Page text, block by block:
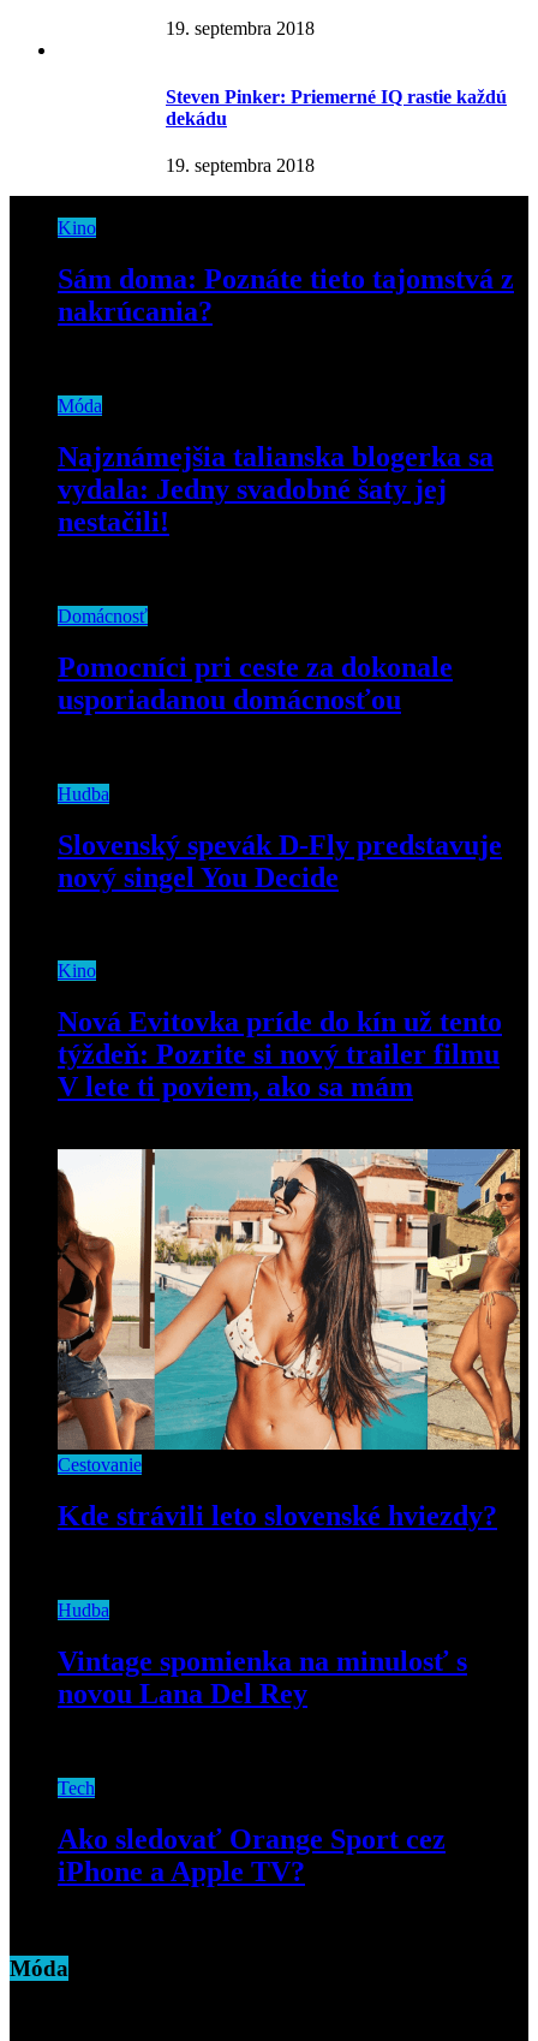
19. septembra 2018
Steven Pinker: Priemerné IQ rastie každú
dekádu
19. septembra 2018
Kino
Sám doma: Poznáte tieto tajomstvá z
nakrúcania?
Móda
Najznámejšia talianska blogerka sa
vydala: Jedny svadobné šaty jej
nestačili!
Domácnosť
Pomocníci pri ceste za dokonale
usporiadanou domácnosťou
Hudba
Slovenský spevák D-Fly predstavuje
nový singel You Decide
Kino
Nová Evitovka príde do kín už tento
týždeň: Pozrite si nový trailer filmu
V lete ti poviem, ako sa mám
Cestovanie
Kde strávili leto slovenské hviezdy?
Hudba
Vintage spomienka na minulosť s
novou Lana Del Rey
Tech
Ako sledovať Orange Sport cez
iPhone a Apple TV?
Móda